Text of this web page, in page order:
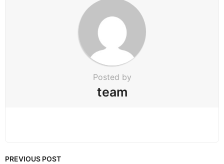
Posted by
team
PREVIOUS POST